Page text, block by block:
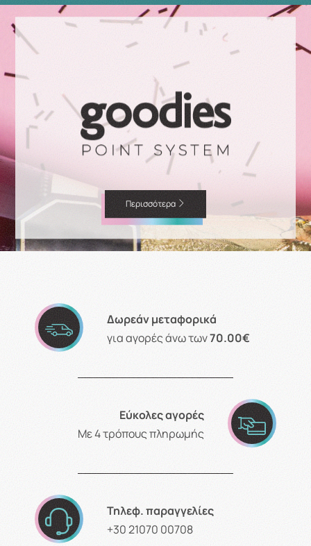
Περισσότερα
Δωρεάν μεταφορικά
για αγορές άνω των70.00€
Εύκολες αγορές
Με 4 τρόπους πληρωμής
Τηλεφ. παραγγελίες
+30 21070 00708